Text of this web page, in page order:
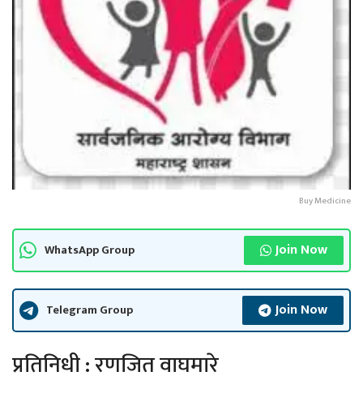
Buy Medicine
WhatsApp Group Join Now
Telegram Group Join Now
प्रतिनिधी : रणजित वाघमारे